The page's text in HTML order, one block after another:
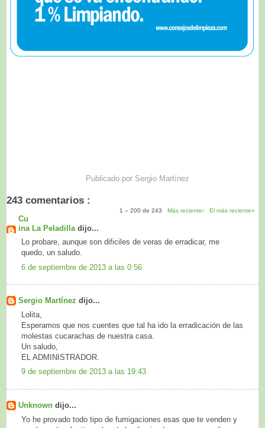
Publicado por Sergio Martínez
243 comentarios :
1 – 200 de 243 Más reciente› El más reciente»
Cu
ina La Peladilla dijo...
Lo probare, aunque son dificiles de veras de erradicar, me
quedo, un saludo.
6 de septiembre de 2013 a las 0:56
Sergio Martínez dijo...
Lolita,
Esperamos que nos cuentes que tal ha ido la erradicación de las
molestas cucarachas de nuestra casa.
Un saludo,
EL ADMINISTRADOR.
9 de septiembre de 2013 a las 19:43
Unknown dijo...
Yo he provado todo tipo de fumigaciones esas que te venden y